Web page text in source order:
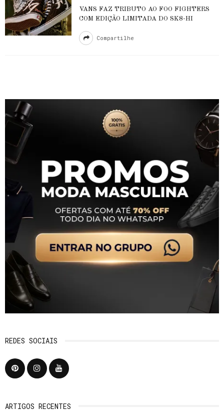
VANS FAZ TRIBUTO AO FOO FIGHTERS
COM EDIÇÃO LIMITADA DO SK8-HI
Compartilhe
REDES SOCIAIS
ARTIGOS RECENTES